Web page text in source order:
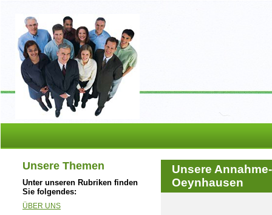
Unsere
Oeynhausen
Unsere Themen
Unter unseren Rubriken finden
Sie folgendes:
ÜBER UNS